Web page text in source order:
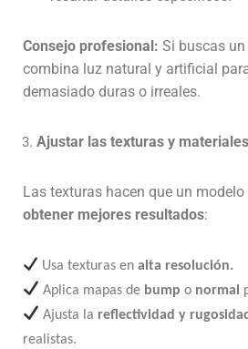
Consejo profesional: Si buscas
combina luz natural y artificial
demasiado duras o irreales.
Ajustar las texturas y materiales
Las texturas hacen que un modelo
obtener mejores resultados:
Usa texturas enalta resolución.
Aplica mapas de bump o normal
Ajusta la reflectividad y rugosidad
realistas.